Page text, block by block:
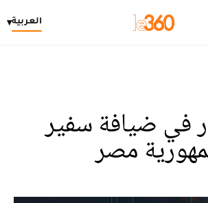
العربية▾
في ضيافة سفير
مصر